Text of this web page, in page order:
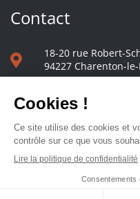
Contact
18-20 rue Robert-
94227 Charenton-